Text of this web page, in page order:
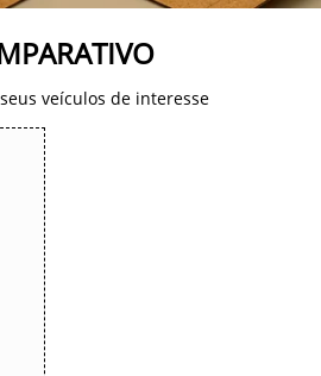
veículos de interesse